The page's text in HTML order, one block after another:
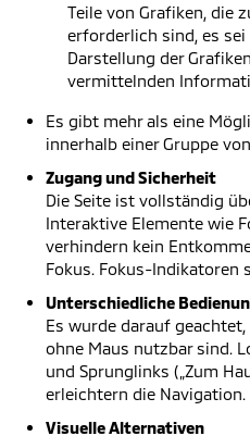
Teile von Grafiken, die
erforderlich sind, es
Darstellung der
vermittelnden
Es gibt mehr als eine
innerhalb einer Gruppe
Zugang und Sicherheit
Die Seite ist vollständig
Interaktive Elemente wie
verhindern kein
Fokus. Fokus-Indikatoren
Unterschiedliche
Es wurde darauf
ohne Maus nutzbar sind.
und Sprunglinks („Zum
erleichtern die Navigation.
Visuelle Alternativen